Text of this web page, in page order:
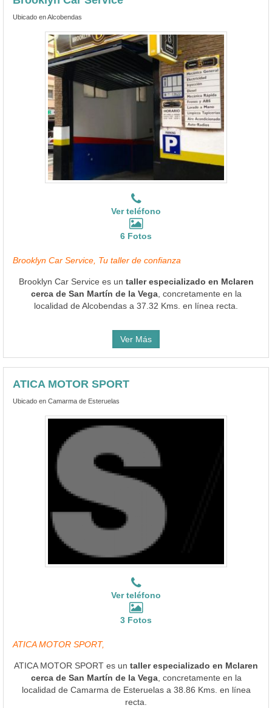
Ubicado en Alcobendas
Ver teléfono
6 Fotos
Brooklyn Car Service, Tu taller de confianza
Brooklyn Car Service es un taller especializado en Mclaren
cerca de San Martín de la Vega, concretamente en la
localidad de Alcobendas a 37.32 Kms. en línea recta.
Ver Más
ATICA MOTOR SPORT
Ubicado en Camarma de Esteruelas
Ver teléfono
3 Fotos
ATICA MOTOR SPORT,
ATICA MOTOR SPORT es un taller especializado en Mclaren
cerca de San Martín de la Vega, concretamente en la
localidad de Camarma de Esteruelas a 38.86 Kms. en línea
recta.